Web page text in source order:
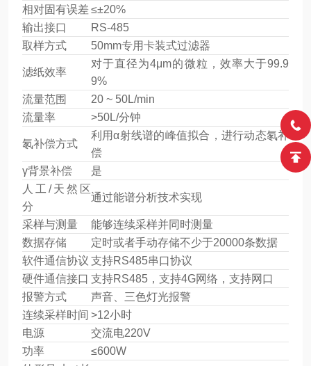
相对固有误差≤±20%
输出接口
RS-485
取样方式
50mm专用卡装式过滤器
滤纸效率
对于直径为4μm的微粒，效率大于99.9
9%
流量范围
20 ~ 50L/min
流量率
>50L/分钟
氡补偿方式
利用α射线谱的峰值拟合，进行动态氡补
偿
γ背景补偿
是
人工/天然区
分
通过能谱分析技术实现
采样与测量
能够连续采样并同时测量
数据存储
定时或者手动存储不少于20000条数据
软件通信协议 支持RS485串口协议
硬件通信接口 支持RS485，支持4G网络，支持网口
报警方式
声音、三色灯光报警
连续采样时间 >12小时
电源
交流电220V
功率
≤600W